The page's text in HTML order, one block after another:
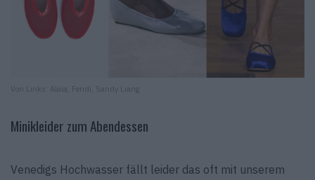
Von Links: Alaïa, Fendi, Sandy Liang
Minikleider zum Abendessen
Venedigs Hochwasser fällt leider das oft mit unserem